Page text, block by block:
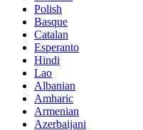
Polish
Basque
Catalan
Esperanto
Hindi
Lao
Albanian
Amharic
Armenian
Azerbaijani